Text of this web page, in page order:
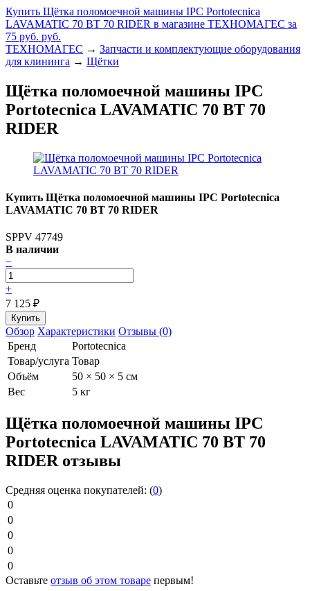
Купить Щётка поломоечной машины IPC Portotecnica
LAVAMATIC 70 ВТ 70 RIDER в магазине ТЕХНОМАГЕС за
75 руб. руб.
ТЕХНОМАГЕС → Запчасти и комплектующие оборудования
для клининга → Щётки
Щётка поломоечной машины IPC
Portotecnica LAVAMATIC 70 ВТ 70
RIDER
Купить Щётка поломоечной машины IPC Portotecnica
LAVAMATIC 70 ВТ 70 RIDER
SPPV 47749
В наличии
−
+
7 125 ₽
Обзор Характеристики Отзывы (0)
Бренд
Portotecnica
Товар/услуга Товар
Объём
50 × 50 × 5 см
Вес
5 кг
Щётка поломоечной машины IPC
Portotecnica LAVAMATIC 70 ВТ 70
RIDER отзывы
Средняя оценка покупателей: (0)
0
0
0
0
0
Оставьте отзыв об этом товаре первым!